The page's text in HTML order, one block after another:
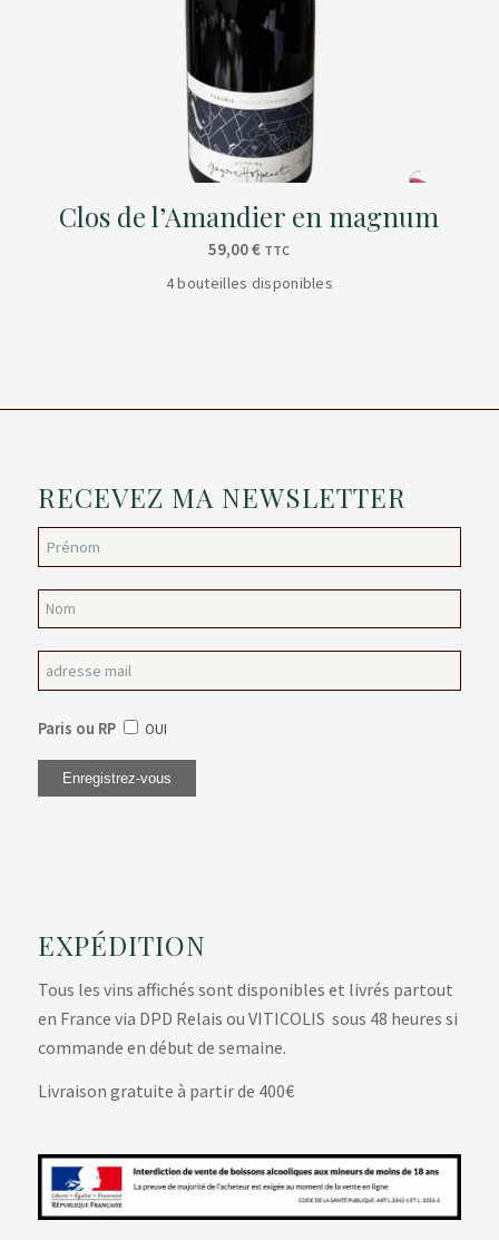
Clos de l’Amandier en magnum
59,00€ TTC
4 bouteilles disponibles
RECEVEZ MA NEWSLETTER
Paris ou RP OUI
EXPÉDITION
Tous les vins affichés sont disponibles et livrés partout
en France via DPD Relais ou VITICOLIS sous 48 heures si
commande en début de semaine.
Livraison gratuite à partir de 400€